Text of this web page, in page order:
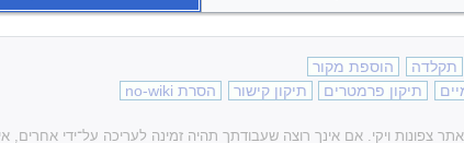
תקלדה
הוספת מקור
תיקון פרמטרים תיקון קישור
הסרת no-wiki
צפונות ויקי. אם אינך רוצה שעבודתך תהיה זמינה לעריכה על־ידי אחרים,